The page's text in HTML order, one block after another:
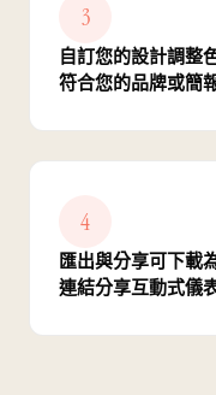
3
自訂您的設計調整
符合您的品牌或簡
4
匯出與分享可下載
連結分享互動式儀